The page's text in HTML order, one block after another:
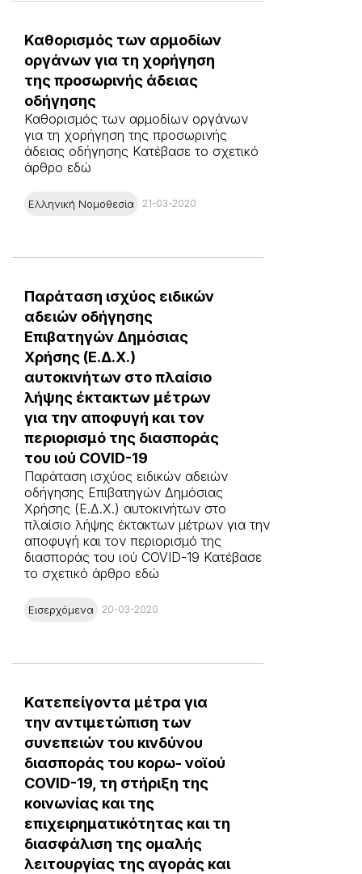
Καθορισμός των αρμοδίων
οργάνων για τη χορήγηση
της προσωρινής άδειας
οδήγησης
Καθορισμός των αρμοδίων οργάνων
για τη χορήγηση της προσωρινής
άδειας οδήγησης Κατέβασε το σχετικό
άρθρο εδώ
Ελληνική Νομοθεσία 21-03-2020
Παράταση ισχύος ειδικών
αδειών οδήγησης
Επιβατηγών Δημόσιας
Χρήσης (Ε.Δ.Χ.)
αυτοκινήτων στο πλαίσιο
λήψης έκτακτων μέτρων
για την αποφυγή και τον
περιορισμό της διασποράς
του ιού COVID-19
Παράταση ισχύος ειδικών αδειών
οδήγησης Επιβατηγών Δημόσιας
Χρήσης (Ε.Δ.Χ.) αυτοκινήτων στο
πλαίσιο λήψης έκτακτων μέτρων για την
αποφυγή και τον περιορισμό της
διασποράς του ιού COVID-19 Κατέβασε
το σχετικό άρθρο εδώ
Εισερχόμενα 20-03-2020
Κατεπείγοντα μέτρα για
την αντιμετώπιση των
συνεπειών του κινδύνου
διασποράς του κορω- νοϊού
COVID-19, τη στήριξη της
κοινωνίας και της
επιχειρηματικότητας και τη
διασφάλιση της ομαλής
λειτουργίας της αγοράς και